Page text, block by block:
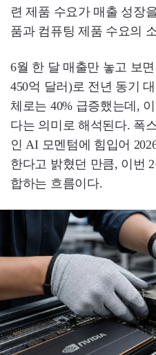
련 제품 수요가 매출 성장
품과 컴퓨팅 제품 수요의
6월 한 달 매출만 놓고 보
450억 달러)로 전년 동기
체로는 40% 급증했는데,
다는 의미로 해석된다. 폭
인 AI 모멘텀에 힘입어
한다고 밝혔던 만큼, 이번
합하는 흐름이다.